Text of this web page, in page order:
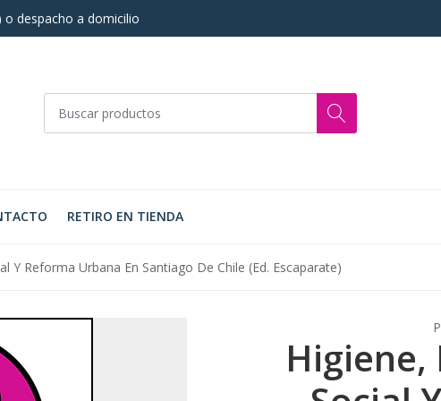
o despacho a domicilio
RETIRO EN TIENDA
Y Reforma Urbana En Santiago De Chile (Ed. Escaparate)
Higiene,